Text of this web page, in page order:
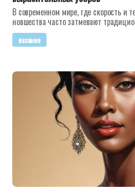
В современном мире, где скорость и
новшества часто затмевают
вязание